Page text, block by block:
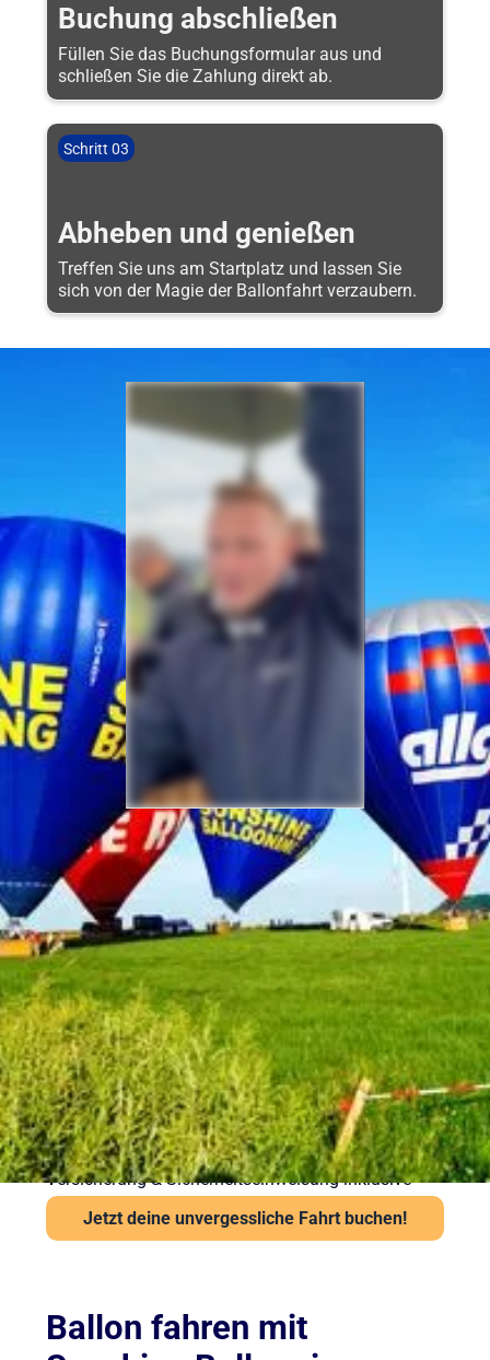
Buchung abschließen
Füllen Sie das Buchungsformular aus und
schließen Sie die Zahlung direkt ab.
Schritt 03
Abheben und genießen
Treffen Sie uns am Startplatz und lassen Sie
sich von der Magie der Ballonfahrt verzaubern.
Sicherheit bei Ihrer
Ballonfahrt – Gut
vorbereitet in die Luft
Sicherheit steht bei Sunshine Ballooning an erster
Stelle. Jede Ballonfahrt findet nur bei stabiler
Wetterlage statt. Unsere Piloten prüfen Wind und
Sicht vor jedem Start über das Flugwetteramt.
Wichtige Hinweise:
Ab 6 Jahren und mindestens 120 cm Körpergröße
Kein besonderes Schuhwerk erforderlich, aber
festes empfohlen
Auch bei leichter Höhenangst problemlos möglich
Versicherung & Sicherheitseinweisung inklusive
Jetzt deine unvergessliche Fahrt buchen!
Ballon fahren mit